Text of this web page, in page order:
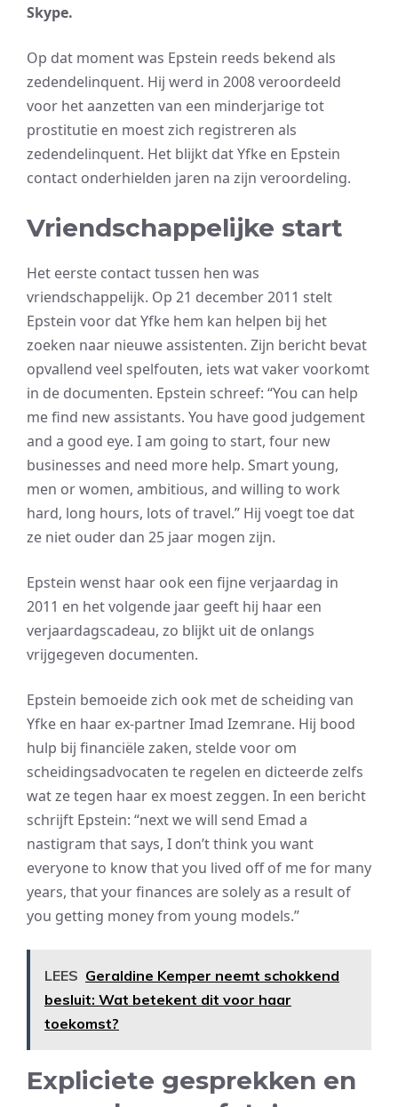
Skype.
Op dat moment was Epstein reeds bekend als
zedendelinquent. Hij werd in 2008 veroordeeld
voor het aanzetten van een minderjarige tot
prostitutie en moest zich registreren als
zedendelinquent. Het blijkt dat Yfke en Epstein
contact onderhielden jaren na zijn veroordeling.
Vriendschappelijke start
Het eerste contact tussen hen was
vriendschappelijk. Op 21 december 2011 stelt
Epstein voor dat Yfke hem kan helpen bij het
zoeken naar nieuwe assistenten. Zijn bericht bevat
opvallend veel spelfouten, iets wat vaker voorkomt
in de documenten. Epstein schreef: “You can help
me find new assistants. You have good judgement
and a good eye. I am going to start, four new
businesses and need more help. Smart young,
men or women, ambitious, and willing to work
hard, long hours, lots of travel.” Hij voegt toe dat
ze niet ouder dan 25 jaar mogen zijn.
Epstein wenst haar ook een fijne verjaardag in
2011 en het volgende jaar geeft hij haar een
verjaardagscadeau, zo blijkt uit de onlangs
vrijgegeven documenten.
Epstein bemoeide zich ook met de scheiding van
Yfke en haar ex-partner Imad Izemrane. Hij bood
hulp bij financiële zaken, stelde voor om
scheidingsadvocaten te regelen en dicteerde zelfs
wat ze tegen haar ex moest zeggen. In een bericht
schrijft Epstein: “next we will send Emad a
nastigram that says, I don’t think you want
everyone to know that you lived off of me for many
years, that your finances are solely as a result of
you getting money from young models.”
LEES Geraldine Kemper neemt schokkend
besluit: Wat betekent dit voor haar
toekomst?
Expliciete gesprekken en